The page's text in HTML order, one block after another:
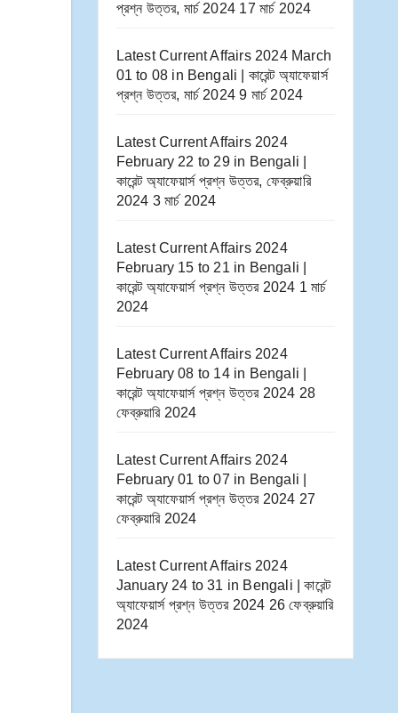
প্রশ্ন উত্তর, মার্চ 2024 17 মার্চ 2024
Latest Current Affairs 2024 March
01 to 08​ in Bengali | কারেন্ট অ্যাফেয়ার্স
প্রশ্ন উত্তর, মার্চ 2024 9 মার্চ 2024
Latest Current Affairs 2024
February 22 to 29​ in Bengali |
কারেন্ট অ্যাফেয়ার্স প্রশ্ন উত্তর, ফেব্রুয়ারি
2024 3 মার্চ 2024
Latest Current Affairs 2024
February 15 to 21​ in Bengali |
কারেন্ট অ্যাফেয়ার্স প্রশ্ন উত্তর 2024 1 মার্চ
2024
Latest Current Affairs 2024
February 08 to 14​ in Bengali |
কারেন্ট অ্যাফেয়ার্স প্রশ্ন উত্তর 2024 28
ফেব্রুয়ারি 2024
Latest Current Affairs 2024
February 01 to 07​ in Bengali |
কারেন্ট অ্যাফেয়ার্স প্রশ্ন উত্তর 2024 27
ফেব্রুয়ারি 2024
Latest Current Affairs 2024
January 24 to 31​ in Bengali | কারেন্ট
অ্যাফেয়ার্স প্রশ্ন উত্তর 2024 26 ফেব্রুয়ারি
2024